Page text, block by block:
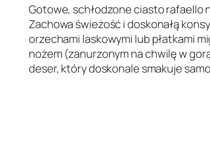
Gotowe, schłodzone ciasto rafaello
Zachowa świeżość i doskonałą
orzechami laskowymi lub płatkami
nożem (zanurzonym na chwilę w
deser, który doskonale smakuje